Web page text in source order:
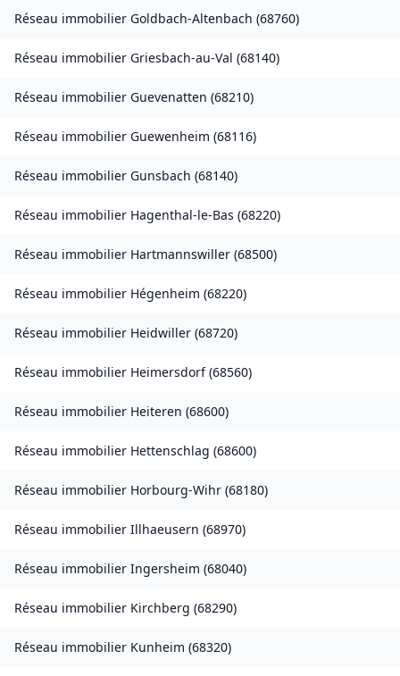
Réseau immobilier Goldbach-Altenbach (68760)
Réseau immobilier Griesbach-au-Val (68140)
Réseau immobilier Guevenatten (68210)
Réseau immobilier Guewenheim (68116)
Réseau immobilier Gunsbach (68140)
Réseau immobilier Hagenthal-le-Bas (68220)
Réseau immobilier Hartmannswiller (68500)
Réseau immobilier Hégenheim (68220)
Réseau immobilier Heidwiller (68720)
Réseau immobilier Heimersdorf(68560)
Réseau immobilier Heiteren (68600)
Réseau immobilier Hettenschlag (68600)
Réseau immobilier Horbourg-Wihr (68180)
Réseau immobilier Illhaeusern (68970)
Réseau immobilier Ingersheim (68040)
Réseau immobilier Kirchberg (68290)
Réseau immobilier Kunheim (68320)